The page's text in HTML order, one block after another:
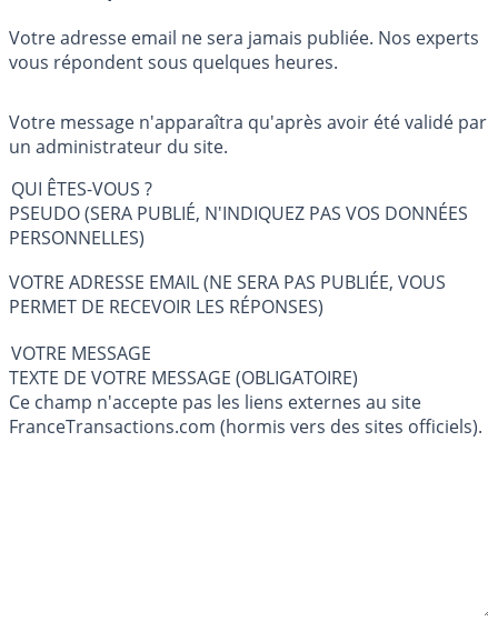
Votre adresse email ne sera jamais publiée. Nos experts
vous répondent sous quelques heures.
Votre message n'apparaîtra qu'après avoir été validé par
un administrateur du site.
QUI ÊTES-VOUS ?
PSEUDO (SERA PUBLIÉ, N'INDIQUEZ PAS VOS DONNÉES
PERSONNELLES)
VOTRE ADRESSE EMAIL (NE SERA PAS PUBLIÉE, VOUS
PERMET DE RECEVOIR LES RÉPONSES)
VOTRE MESSAGE
TEXTE DE VOTRE MESSAGE (OBLIGATOIRE)
Ce champ n'accepte pas les liens externes au site
FranceTransactions.com (hormis vers des sites officiels).